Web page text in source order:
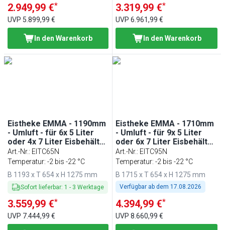
2.949,99 €*
UVP 5.899,99 €
In den Warenkorb
3.319,99 €*
UVP6.961,99 €
In den Warenkorb
Eistheke EMMA - 1190mm
- Umluft - für 6x 5 Liter
oder 4x 7 Liter Eisbehälter
- Schwarz
Art.-Nr.: EITC65N
Temperatur: -2 bis -22 °C
B 1193 x T 654 x H 1275 mm
Sofort lieferbar: 1 - 3 Werktage
3.559,99 €*
UVP 7.444,99 €
Eistheke EMMA - 1710mm
- Umluft - für 9x 5 Liter
oder 6x 7 Liter Eisbehälter
- Schwarz
Art.-Nr.: EITC95N
Temperatur: -2 bis -22 °C
B 1715 x T 654 x H 1275 mm
Verfügbar ab dem 17.08.2026
4.394,99 €*
UVP8.660,99 €